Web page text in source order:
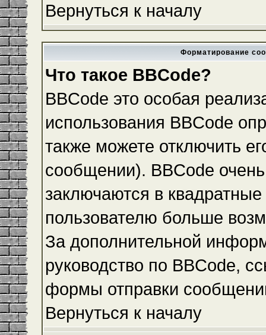
Вернуться к началу
Форматирование
Что такое BBCode?
BBCode это особая
использования BBCode
также можете отключить
сообщении). BBCode
заключаются в
пользователю больше
За дополнительной
руководство по BBCode,
формы отправки
Вернуться к началу